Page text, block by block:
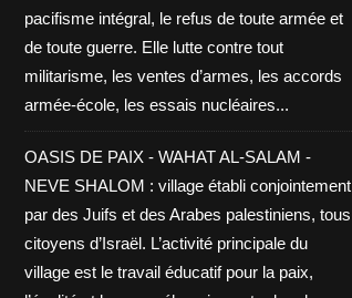
pacifisme intégral, le refus de toute armée et
de toute guerre. Elle lutte contre tout
militarisme, les ventes d’armes, les accords
armée-école, les essais nucléaires...
OASIS DE PAIX - WAHAT AL-SALAM -
NEVE SHALOM : village établi conjointement
par des Juifs et des Arabes palestiniens, tous
citoyens d’Israël. L’activité principale du
village est le travail éducatif pour la paix,